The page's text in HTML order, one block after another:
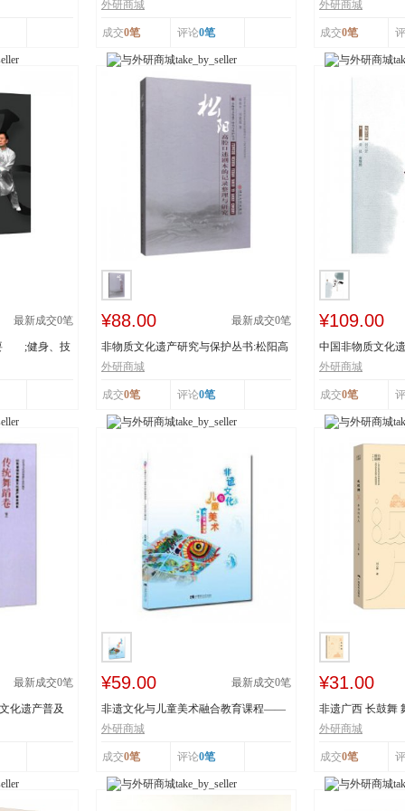
外研商城
成交0笔 评论0笔
外研商城
成交0笔
最新成交0笔
要 ;健身、技
¥88.00 最新成交0笔
非物质文化遗产研究与保护丛书:松阳高
腔口述剧本的...
外研商城
成交0笔 评论0笔
¥109.00
中国非物质文化
者:姜昆,董耀...
外研商城
成交0笔
最新成交0笔
化遗产普及
¥59.00 最新成交0笔
非遗文化与儿童美术融合教育课程——
以深圳鱼灯舞为...
外研商城
成交0笔 评论0笔
¥31.00
非遗广西 长鼓舞
舞蹈瑶族舞蹈...
外研商城
成交0笔